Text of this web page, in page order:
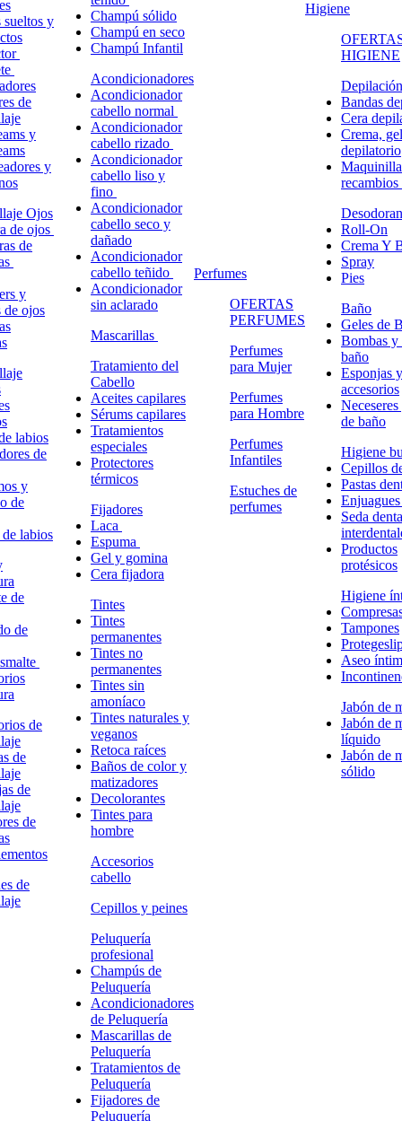
sueltos y
de
y
y
Ojos
de ojos
de
y
de ojos
labios
de
y
de
labios
de
de
de
de
de
de
de
Champú sólido
Champú en seco
Champú Infantil
Acondicionadores
Acondicionador
cabello normal
Acondicionador
cabello rizado
Acondicionador
cabello liso y
fino
Acondicionador
cabello seco y
dañado
Acondicionador
cabello teñido
Acondicionador
sin aclarado
Mascarillas
Tratamiento del
Cabello
Aceites capilares
Sérums capilares
Tratamientos
especiales
Protectores
térmicos
Fijadores
Laca
Espuma
Gel y gomina
Cera fijadora
Tintes
Tintes
permanentes
Tintes no
permanentes
Tintes sin
amoníaco
Tintes naturales y
veganos
Retoca raíces
Baños de color y
matizadores
Decolorantes
Tintes para
hombre
Accesorios
cabello
Cepillos y peines
Peluquería
profesional
Champús de
Peluquería
Acondicionadores
de Peluquería
Mascarillas de
Peluquería
Tratamientos de
Peluquería
Fijadores de
Peluquería
Perfumes
OFERTAS
PERFUMES
Perfumes
para Mujer
Perfumes
para Hombre
Perfumes
Infantiles
Estuches de
perfumes
Higiene
HIGIENE
Depilación
Bandas
Cera
Crema,
depilatorio
recambios
Roll-On
Crema Y
Spray
Pies
Baño
Geles de
Bombas y
baño
Esponjas y
accesorios
de baño
Higiene
Cepillos
Pastas
Seda
Productos
protésicos
Higiene
Tampones
Aseo
Jabón de
Jabón de
líquido
Jabón de
sólido